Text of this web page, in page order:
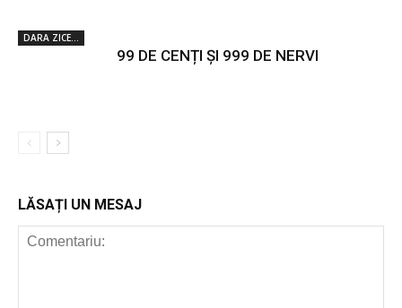
DARA ZICE...
99 DE CENȚI ȘI 999 DE NERVI
LĂSAȚI UN MESAJ